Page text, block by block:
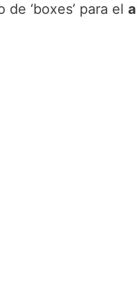
‘boxes’ para el